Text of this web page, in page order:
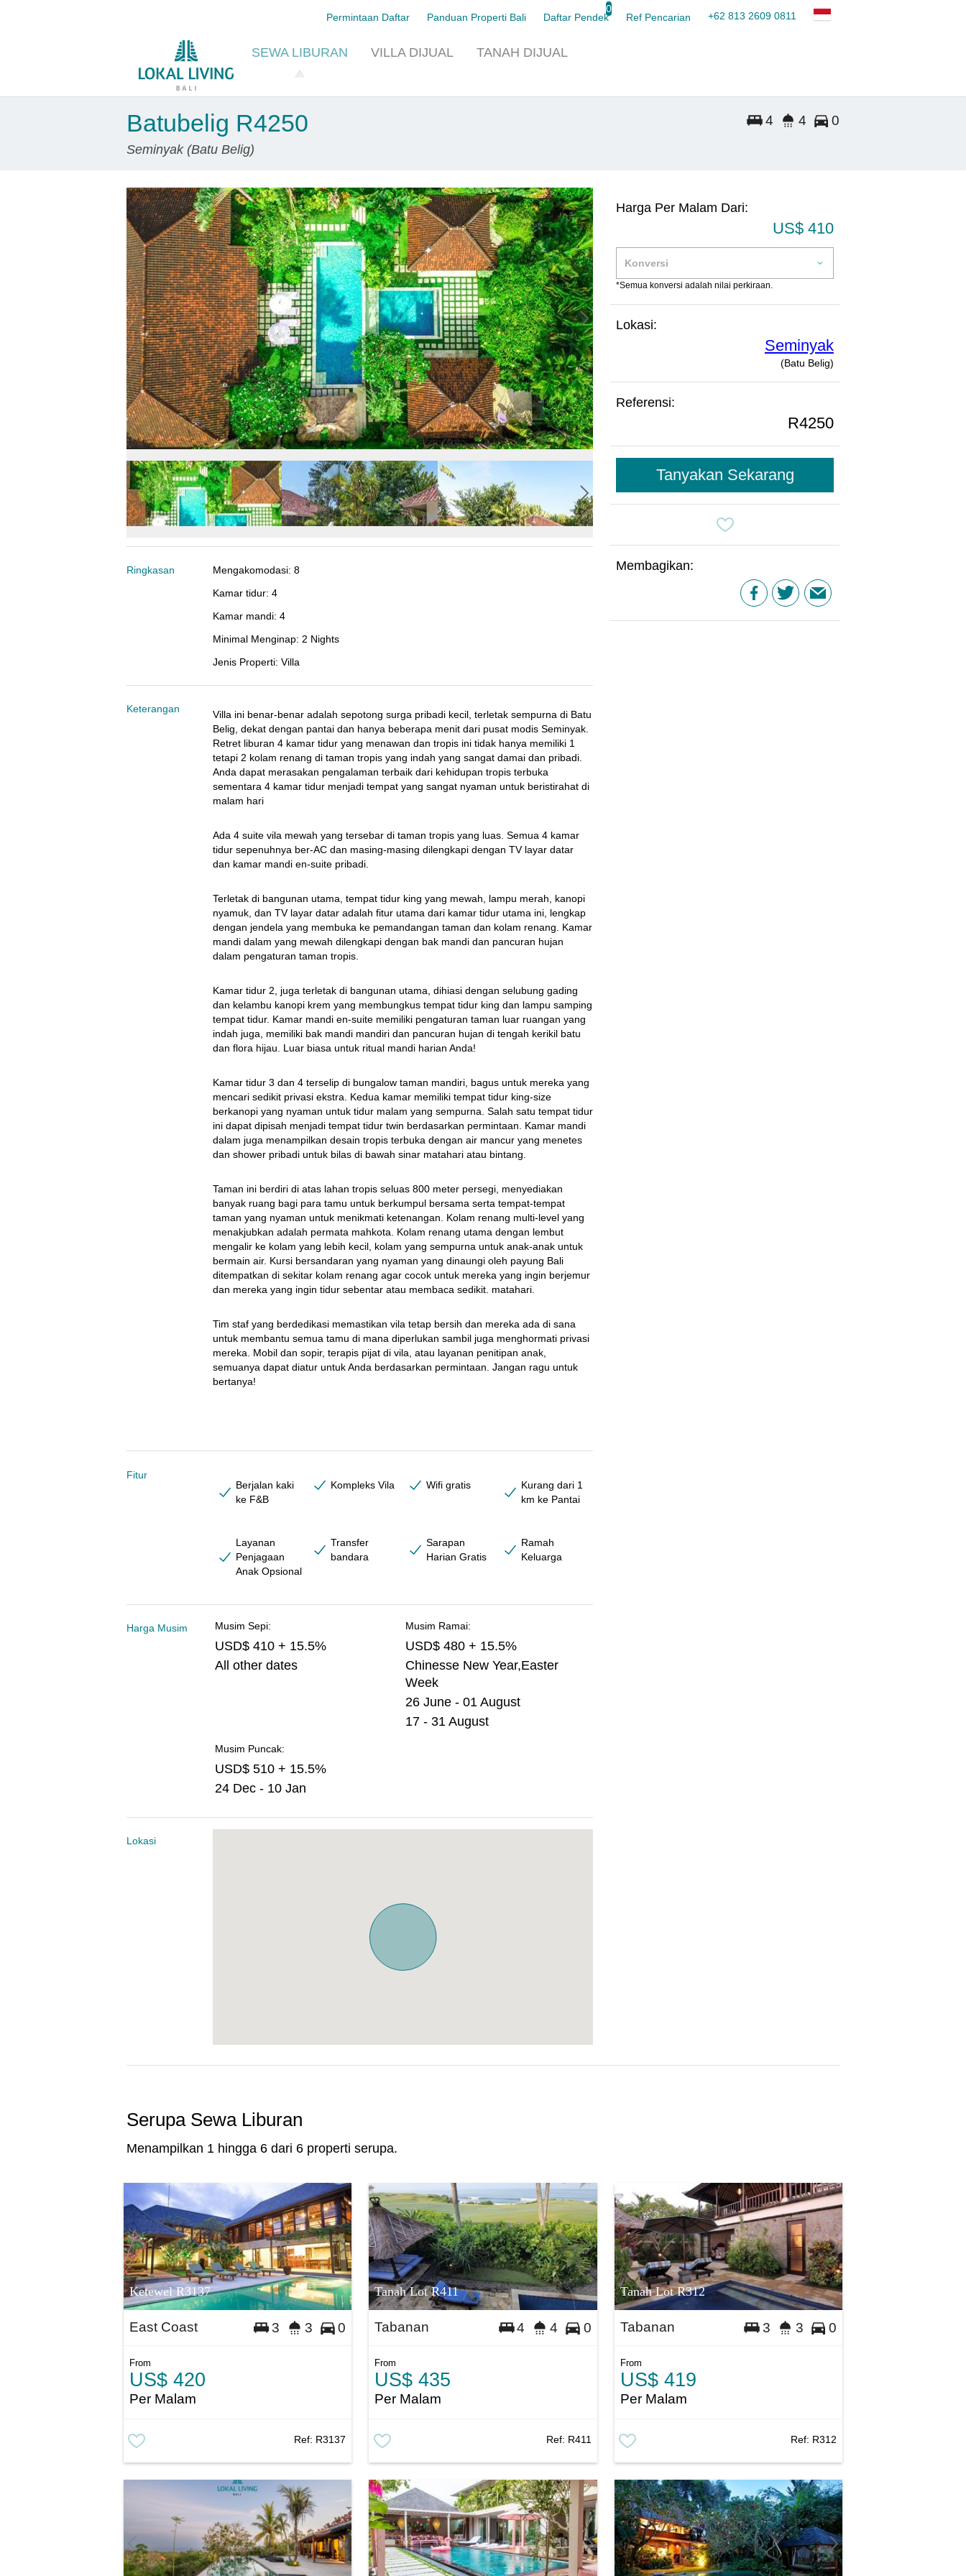
Permintaan Daftar Panduan Properti Bali Daftar Pendek
0
Ref Pencarian +62 813 2609 0811
SEWALIBURAN VILLADIJUAL TANAH DIJUAL
Batubelig R4250
Seminyak (Batu Belig)
4 4 0
Harga Per Malam Dari:
US$ 410
*Semua konversi adalah nilai perkiraan.
Lokasi:
Seminyak
(Batu Belig)
Referensi:
R4250
Tanyakan Sekarang
Membagikan:
Ringkasan Mengakomodasi: 8
Kamar tidur: 4
Kamar mandi: 4
Minimal Menginap: 2 Nights
Jenis Properti: Villa
Keterangan
Villa ini benar-benar adalah sepotong surga pribadi kecil, terletak sempurna di Batu
Belig, dekat dengan pantai dan hanya beberapa menit dari pusat modis Seminyak.
Retret liburan 4 kamar tidur yang menawan dan tropis ini tidak hanya memiliki 1
tetapi 2 kolam renang di taman tropis yang indah yang sangat damai dan pribadi.
Anda dapat merasakan pengalaman terbaik dari kehidupan tropis terbuka
sementara 4 kamar tidur menjadi tempat yang sangat nyaman untuk beristirahat di
malam hari
Ada 4 suite vila mewah yang tersebar di taman tropis yang luas. Semua 4 kamar
tidur sepenuhnya ber-AC dan masing-masing dilengkapi dengan TV layar datar
dan kamar mandi en-suite pribadi.
Terletak di bangunan utama, tempat tidur king yang mewah, lampu merah, kanopi
nyamuk, dan TV layar datar adalah fitur utama dari kamar tidur utama ini, lengkap
dengan jendela yang membuka ke pemandangan taman dan kolam renang. Kamar
mandi dalam yang mewah dilengkapi dengan bak mandi dan pancuran hujan
dalam pengaturan taman tropis.
Kamar tidur 2, juga terletak di bangunan utama, dihiasi dengan selubung gading
dan kelambu kanopi krem yang membungkus tempat tidur king dan lampu samping
tempat tidur. Kamar mandi en-suite memiliki pengaturan taman luar ruangan yang
indah juga, memiliki bak mandi mandiri dan pancuran hujan di tengah kerikil batu
dan flora hijau. Luar biasa untuk ritual mandi harian Anda!
Kamar tidur 3 dan 4 terselip di bungalow taman mandiri, bagus untuk mereka yang
mencari sedikit privasi ekstra. Kedua kamar memiliki tempat tidur king-size
berkanopi yang nyaman untuk tidur malam yang sempurna. Salah satu tempat tidur
ini dapat dipisah menjadi tempat tidur twin berdasarkan permintaan. Kamar mandi
dalam juga menampilkan desain tropis terbuka dengan air mancur yang menetes
dan shower pribadi untuk bilas di bawah sinar matahari atau bintang.
Taman ini berdiri di atas lahan tropis seluas 800 meter persegi, menyediakan
banyak ruang bagi para tamu untuk berkumpul bersama serta tempat-tempat
taman yang nyaman untuk menikmati ketenangan. Kolam renang multi-level yang
menakjubkan adalah permata mahkota. Kolam renang utama dengan lembut
mengalir ke kolam yang lebih kecil, kolam yang sempurna untuk anak-anak untuk
bermain air. Kursi bersandaran yang nyaman yang dinaungi oleh payung Bali
ditempatkan di sekitar kolam renang agar cocok untuk mereka yang ingin berjemur
dan mereka yang ingin tidur sebentar atau membaca sedikit. matahari.
Tim staf yang berdedikasi memastikan vila tetap bersih dan mereka ada di sana
untuk membantu semua tamu di mana diperlukan sambil juga menghormati privasi
mereka. Mobil dan sopir, terapis pijat di vila, atau layanan penitipan anak,
semuanya dapat diatur untuk Anda berdasarkan permintaan. Jangan ragu untuk
bertanya!
Fitur
Berjalan kaki
ke F&B
Kompleks Vila Wifi gratis
Kurang dari 1
km ke Pantai
Layanan
Penjagaan
Anak Opsional
Transfer
bandara
Sarapan
Harian Gratis
Ramah
Keluarga
Harga Musim Musim Sepi:
USD$ 410 + 15.5%
All other dates
Musim Ramai:
USD$ 480 + 15.5%
Chinesse New Year,Easter
Week
26 June - 01 August
17 - 31 August
Musim Puncak:
USD$ 510 + 15.5%
24 Dec - 10 Jan
Lokasi
Serupa Sewa Liburan
Menampilkan 1 hingga 6 dari 6 properti serupa.
Ketewel R3137
East Coast 3 3 0
From
US$ 420
Per Malam
Ref: R3137
Tanah Lot R411
Tabanan 4 4 0
From
US$ 435
Per Malam
Ref: R411
Tanah Lot R312
Tabanan 3 3 0
From
US$ 419
Per Malam
Ref: R312